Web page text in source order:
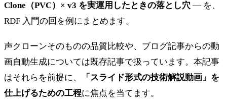
Clone（PVC）× v3 を実運用したときの落とし穴 — を、
RDF 入門の回を例にまとめます。
声クローンそのものの品質比較や、ブログ記事からの動
画自動生成については既存記事で扱っています。本記事
はそれらを前提に、
「スライド形式の技術解説動画」を
仕上げるための工程に焦点を当てます。